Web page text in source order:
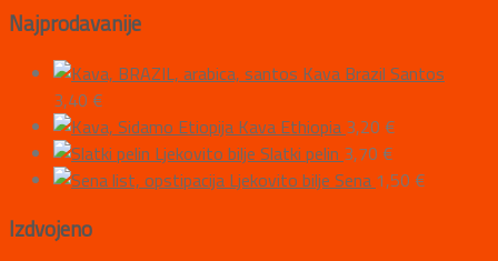
Najprodavanije
Kava Brazil Santos
3,40 €
Kava Ethiopia 3,20 €
Ljekovito bilje Slatki pelin 3,70 €
Ljekovito bilje Sena 1,50 €
Izdvojeno